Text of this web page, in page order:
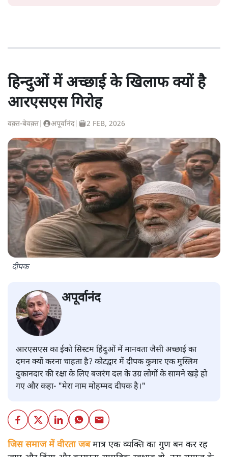
हिन्दुओं में अच्छाई के खिलाफ क्यों है
आरएसएस गिरोह
वक़्त-बेवक़्त अपूर्वानंद| 2 FEB, 2026
दीपक
अपूर्वानंद
आरएसएस का ईको सिस्टम हिंदुओं में मानवता जैसी अच्छाई का
दमन क्यों करना चाहता है? कोटद्वार में दीपक कुमार एक मुस्लिम
दुकानदार की रक्षा के लिए बजरंग दल के उग्र लोगों के सामने खड़े हो
गए और कहा- "मेरा नाम मोहम्मद दीपक है।"
जिस समाज में वीरता जबमात्र एक व्यक्ति का गुण बन कर रह